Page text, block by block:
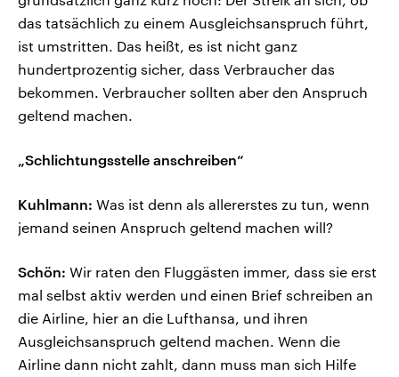
das tatsächlich zu einem Ausgleichsanspruch führt,
ist umstritten. Das heißt, es ist nicht ganz
hundertprozentig sicher, dass Verbraucher das
bekommen. Verbraucher sollten aber den Anspruch
geltend machen.
„Schlichtungsstelle anschreiben“
Kuhlmann: Was ist denn als allererstes zu tun, wenn
jemand seinen Anspruch geltend machen will?
Schön: Wir raten den Fluggästen immer, dass sie erst
mal selbst aktiv werden und einen Brief schreiben an
die Airline, hier an die Lufthansa, und ihren
Ausgleichsanspruch geltend machen. Wenn die
Airline dann nicht zahlt, dann muss man sich Hilfe